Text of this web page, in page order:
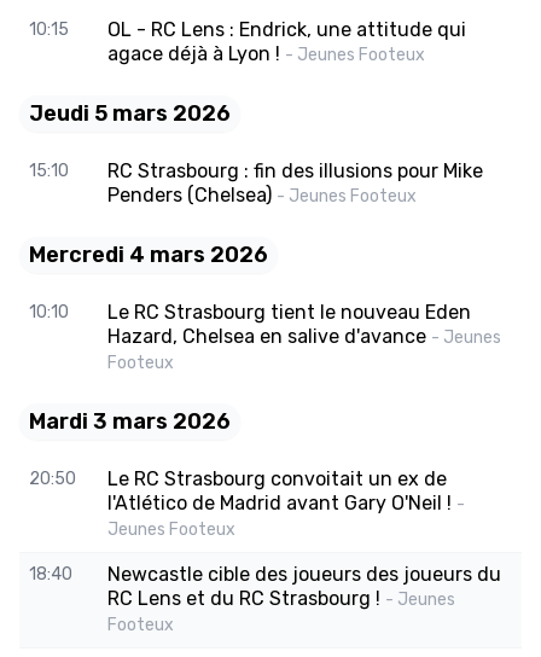
10:15
OL - RC Lens : Endrick, une attitude qui
agace déjà à Lyon ! - Jeunes Footeux
Jeudi 5 mars 2026
15:10
RC Strasbourg : fin des illusions pour Mike
Penders (Chelsea) - Jeunes Footeux
Mercredi 4 mars 2026
10:10
Le RC Strasbourg tient le nouveau Eden
Hazard, Chelsea en salive d'avance - Jeunes
Footeux
Mardi 3 mars 2026
20:50
Le RC Strasbourg convoitait un ex de
l'Atlético de Madrid avant Gary O'Neil ! -
Jeunes Footeux
18:40
Newcastle cible des joueurs des joueurs du
RC Lens et du RC Strasbourg ! - Jeunes
Footeux